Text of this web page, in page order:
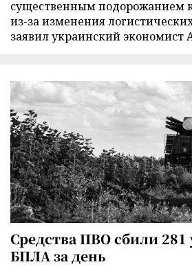
существенным подорожанием
из-за изменения
заявил украинский экономист
Средства ПВО сбили 281
БПЛА за день